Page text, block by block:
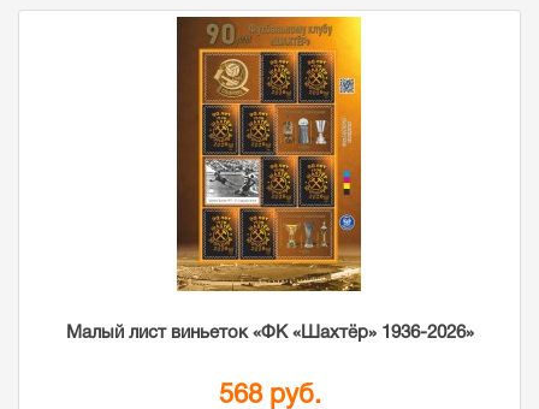
Малый лист виньеток «ФК «Шахтёр» 1936-2026»
568 руб.